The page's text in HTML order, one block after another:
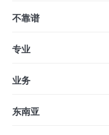
不靠谱
专业
业务
东南亚